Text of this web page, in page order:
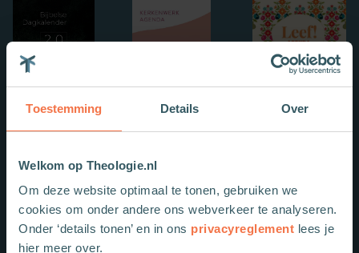
Toestemming Details Over
Welkom op Theologie.nl
Om deze website optimaal te tonen, gebruiken we
cookies om onder andere ons webverkeer te analyseren.
Onder ‘details tonen’ en in ons privacyreglement lees je
hier meer over.